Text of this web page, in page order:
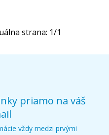
strana: 1/1
priamo na váš
vždy medzi prvými